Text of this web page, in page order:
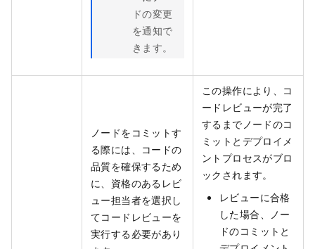
ドの変更
を通知で
きます。
ノードをコミットす
る際には、コードの
品質を確保するため
に、資格のあるレビ
ュー担当者を選択し
てコードレビューを
実行する必要があり
この操作により、コ
ードレビューが完了
するまでノードのコ
ミットとデプロイメ
ントプロセスがブロ
ックされます。
レビューに合格
した場合、ノー
ドのコミットと